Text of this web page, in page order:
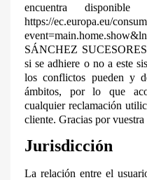
encuentra
https://ec.europa.eu/
SÁNCHEZ
si se adhiere o no a este
los conflictos pueden y
ámbitos, por lo que
cualquier reclamación
cliente. Gracias por
Jurisdicción
La relación entre el